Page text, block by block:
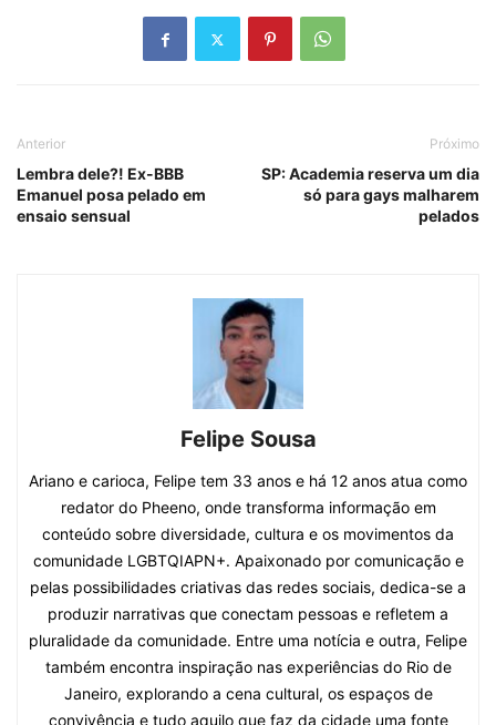
Anterior
Lembra dele?! Ex-BBB
Emanuel posa pelado em
ensaio sensual
Próximo
SP: Academia reserva um dia
só para gays malharem
pelados
Felipe Sousa
Ariano e carioca, Felipe tem 33 anos e há 12 anos atua como
redator do Pheeno, onde transforma informação em
conteúdo sobre diversidade, cultura e os movimentos da
comunidade LGBTQIAPN+. Apaixonado por comunicação e
pelas possibilidades criativas das redes sociais, dedica-se a
produzir narrativas que conectam pessoas e refletem a
pluralidade da comunidade. Entre uma notícia e outra, Felipe
também encontra inspiração nas experiências do Rio de
Janeiro, explorando a cena cultural, os espaços de
convivência e tudo aquilo que faz da cidade uma fonte